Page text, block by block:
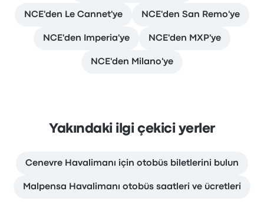
NCE'den Le Cannet'ye NCE'den San Remo'ye
NCE'den Imperia'ye NCE'den MXP'ye
NCE'den Milano'ye
Yakındaki ilgi çekici yerler
Cenevre Havalimanı için otobüs biletlerini bulun
Malpensa Havalimanı otobüs saatleri ve ücretleri